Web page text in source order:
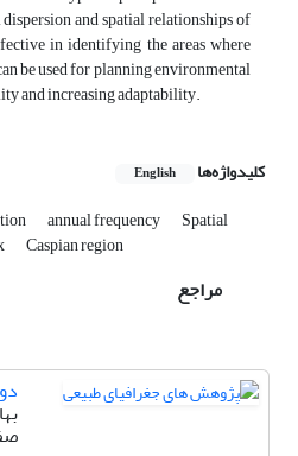
and spatial relationships of
in identifying the areas where
be used for planning environmental
and increasing adaptability.
کلیدواژه‌ها English
annual frequency Spatial
Caspian region
مراجع
دوره